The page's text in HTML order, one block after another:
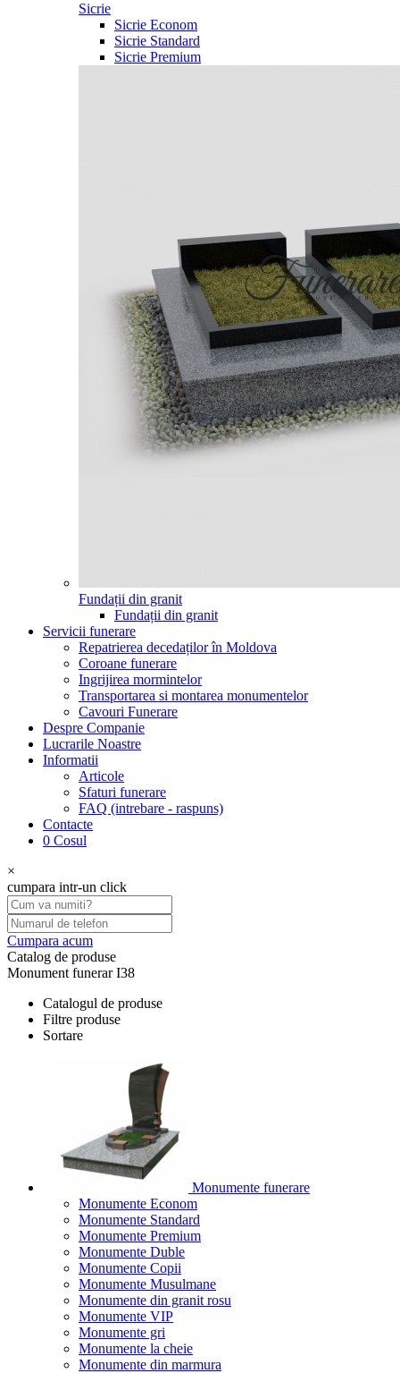
Sicrie
Sicrie Econom
Sicrie Standard
Sicrie Premium
Fundații din granit
Fundații din granit
Servicii funerare
Repatrierea decedaților în Moldova
Coroane funerare
Ingrijirea mormintelor
Transportarea si montarea monumentelor
Cavouri Funerare
Despre Companie
Lucrarile Noastre
Informatii
Articole
Sfaturi funerare
FAQ (intrebare - raspuns)
Contacte
0 Cosul
×
cumpara intr-un click
Cumpara acum
Catalog de produse
Monument funerar I38
Catalogul de produse
Filtre produse
Sortare
Monumente funerare
Monumente Econom
Monumente Standard
Monumente Premium
Monumente Duble
Monumente Copii
Monumente Musulmane
Monumente din granit rosu
Monumente VIP
Monumente gri
Monumente la cheie
Monumente din marmura